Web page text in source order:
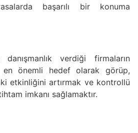
başarılı bir konuma
verdiği firmaların
en önemli hedef olarak görüp,
etkinliğini artırmak ve kontrollü
imkanı sağlamaktır.